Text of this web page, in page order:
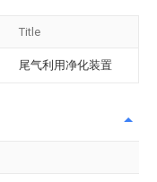
Title
尾气利用净化装置